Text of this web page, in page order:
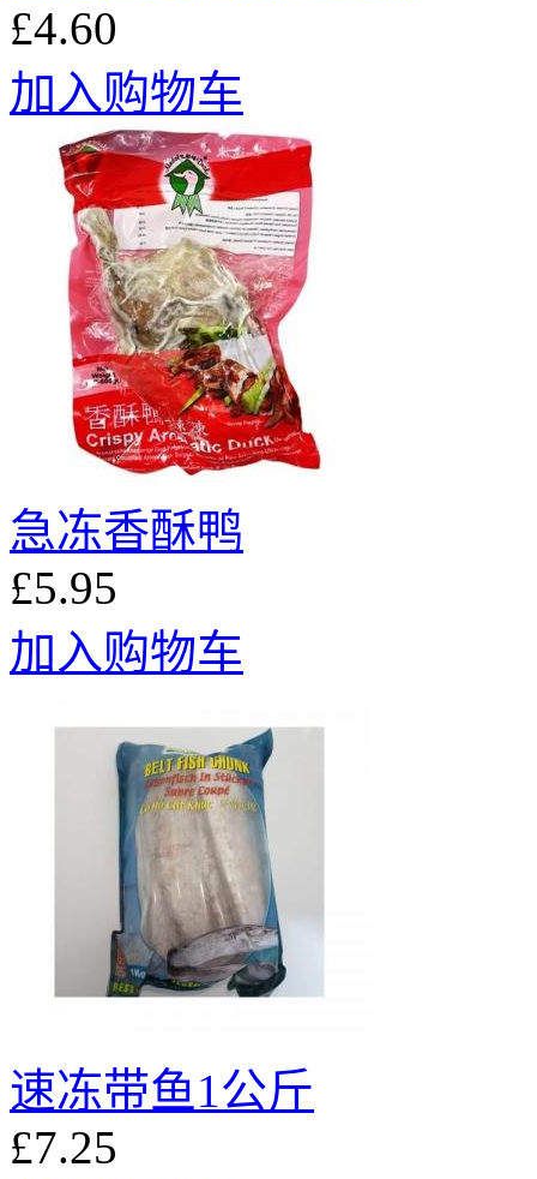
£4.60
加入购物车
急冻香酥鸭
£5.95
加入购物车
速冻带鱼1公斤
£7.25